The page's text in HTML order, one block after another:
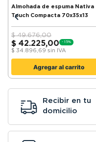
Almohada de espuma Nativa
Touch Compacta 70x35x13
$49.676,00
$ 42.225,00 - 15%
$ 34.896,69 sin IVA
Agregar al carrito
Recibir en tu
domicilio